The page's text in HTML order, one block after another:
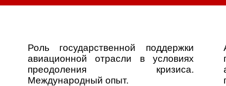
Роль государственной поддержки
авиационной отрасли в условиях
преодоления кризиса.
Международный опыт.